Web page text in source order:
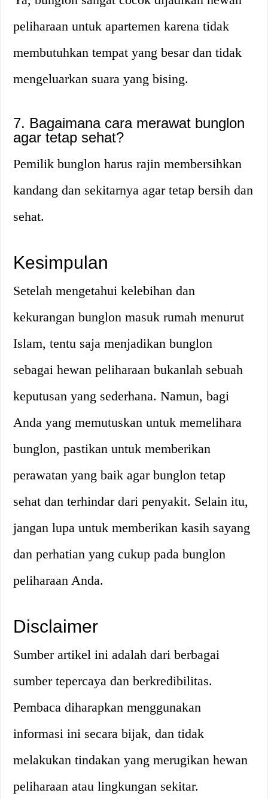
peliharaan untuk apartemen karena tidak
membutuhkan tempat yang besar dan tidak
mengeluarkan suara yang bising.
7. Bagaimana cara merawat bunglon
agar tetap sehat?
Pemilik bunglon harus rajin membersihkan
kandang dan sekitarnya agar tetap bersih dan
sehat.
Kesimpulan
Setelah mengetahui kelebihan dan
kekurangan bunglon masuk rumah menurut
Islam, tentu saja menjadikan bunglon
sebagai hewan peliharaan bukanlah sebuah
keputusan yang sederhana. Namun, bagi
Anda yang memutuskan untuk memelihara
bunglon, pastikan untuk memberikan
perawatan yang baik agar bunglon tetap
sehat dan terhindar dari penyakit. Selain itu,
jangan lupa untuk memberikan kasih sayang
dan perhatian yang cukup pada bunglon
peliharaan Anda.
Disclaimer
Sumber artikel ini adalah dari berbagai
sumber tepercaya dan berkredibilitas.
Pembaca diharapkan menggunakan
informasi ini secara bijak, dan tidak
melakukan tindakan yang merugikan hewan
peliharaan atau lingkungan sekitar.